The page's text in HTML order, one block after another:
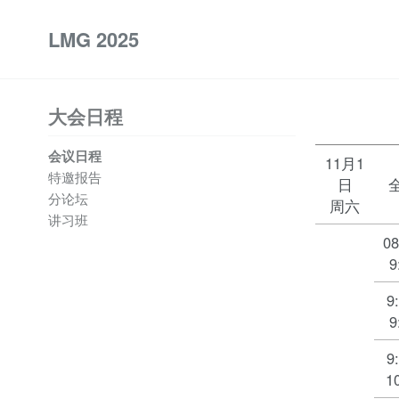
LMG 2025
大会日程
会议日程
特邀报告
分论坛
讲习班
11月1
日
周六